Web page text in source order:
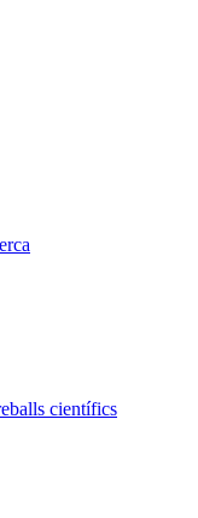
científics